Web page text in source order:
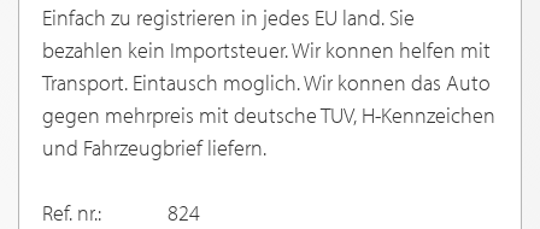
Einfach zu registrieren in jedes EU land. Sie
bezahlen kein Importsteuer. Wir konnen helfen mit
Transport. Eintausch moglich. Wir konnen das Auto
gegen mehrpreis mit deutsche TUV, H-Kennzeichen
und Fahrzeugbrief liefern.
Ref. nr.:
824